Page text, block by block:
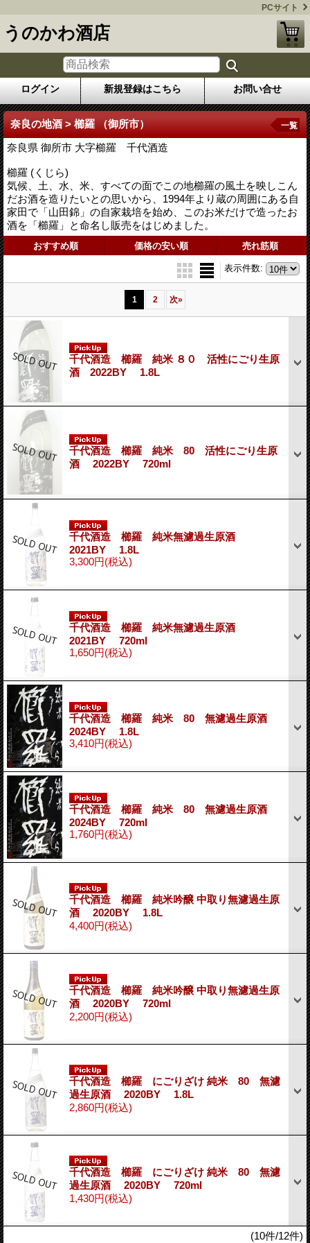
PCサイト
うのかわ酒店
ログイン 新規登録はこちら お問い合せ
奈良の地酒 > 櫛羅 （御所市）
奈良県 御所市 大字櫛羅 千代酒造
櫛羅 (くじら)
気候、土、水、米、すべての面でこの地櫛羅の風土を映しこん
だお酒を造りたいとの思いから、1994年より蔵の周囲にある自
家田で「山田錦」の自家栽培を始め、このお米だけで造ったお
酒を「櫛羅」と命名し販売をはじめました。
一覧
おすすめ順 価格の安い順 売れ筋順
表示件数:
1 2 次»
千代酒造 櫛羅 純米 ８０ 活性にごり生原
酒 2022BY 1.8L
千代酒造 櫛羅 純米 80 活性にごり生原
酒 2022BY 720ml
千代酒造 櫛羅 純米無濾過生原酒
2021BY 1.8L
3,300円(税込)
千代酒造 櫛羅 純米無濾過生原酒
2021BY 720ml
1,650円(税込)
千代酒造 櫛羅 純米 80 無濾過生原酒
2024BY 1.8L
3,410円(税込)
千代酒造 櫛羅 純米 80 無濾過生原酒
2024BY 720ml
1,760円(税込)
千代酒造 櫛羅 純米吟醸 中取り無濾過生原
酒 2020BY 1.8L
4,400円(税込)
千代酒造 櫛羅 純米吟醸 中取り無濾過生原
酒 2020BY 720ml
2,200円(税込)
千代酒造 櫛羅 にごりざけ 純米 80 無濾
過生原酒 2020BY 1.8L
2,860円(税込)
千代酒造 櫛羅 にごりざけ 純米 80 無濾
過生原酒 2020BY 720ml
1,430円(税込)
(10件/12件)